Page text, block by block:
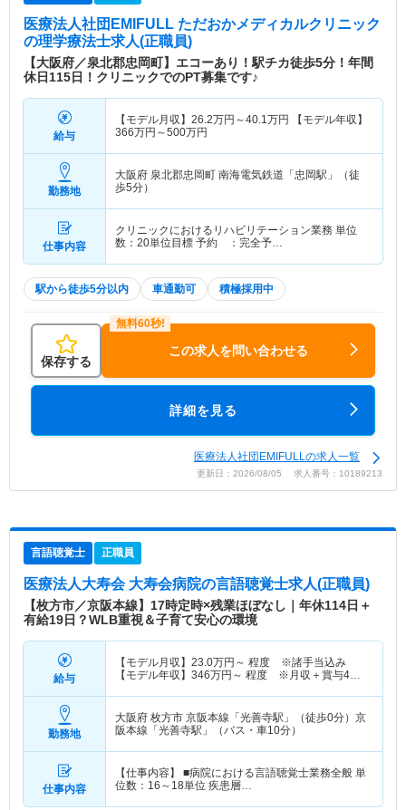
医療法人社団EMIFULL ただおかメディカルクリニック
の理学療法士求人(正職員)
【大阪府／泉北郡忠岡町】エコーあり！駅チカ徒歩5分！年間
休日115日！クリニックでのPT募集です♪
給与
【モデル月収】 26.2万円～40.1 万円 【モデル年収】
366万円～500万円
勤務地
大阪府 泉北郡忠岡町 南海電気鉄道「忠岡駅」（徒
歩5分）
仕事内容
クリニックにおけるリハビリテーション業務 単位
数：20単位目標 予約 ：完全予…
駅から徒歩5分以内 車通勤可 積極採用中
保存する
この求人を問い合わせる
詳細を見る
医療法人社団EMIFULLの求人一覧
更新日：2026/08/05 求人番号：10189213
言語聴覚士 正職員
医療法人大寿会 大寿会病院の言語聴覚士求人(正職員)
【枚方市／京阪本線】17時定時×残業ほぼなし｜年休114日＋
有給19日？WLB重視＆子育て安心の環境
給与
【モデル月収】 23.0万円～ 程度 ※諸手当込み
【モデル年収】 346万円～ 程度 ※月収＋賞与4ヶ
勤務地
大阪府 枚方市 京阪本線「光善寺駅」（徒歩0分）京
阪本線「光善寺駅」（バス・車10分）
仕事内容
【仕事内容】 ■病院における言語聴覚士業務全般 単
位数：16～18単位 疾患層…